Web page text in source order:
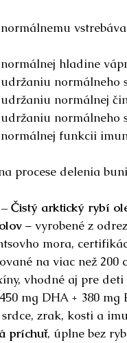
hladine
normálneho
normálnej
normálneho
funkcii
procese delenia
Čistý arktický rybí
– vyrobené z
mora,
na viac než 200
vhodné aj pre deti
mg DHA + 380 mg
zrak, kosti a
príchuť, úplne bez